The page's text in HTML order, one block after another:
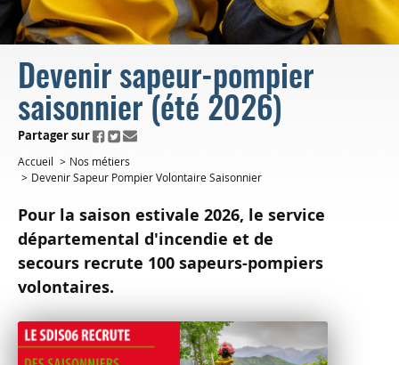
Devenir sapeur-pompier
saisonnier (été 2026)
ui.fo.accessibility.echappement.partage
Partager sur
Accueil
Nos métiers
Devenir Sapeur Pompier Volontaire Saisonnier
Pour la saison estivale 2026, le service
départemental d'incendie et de
secours recrute 100 sapeurs-pompiers
volontaires.